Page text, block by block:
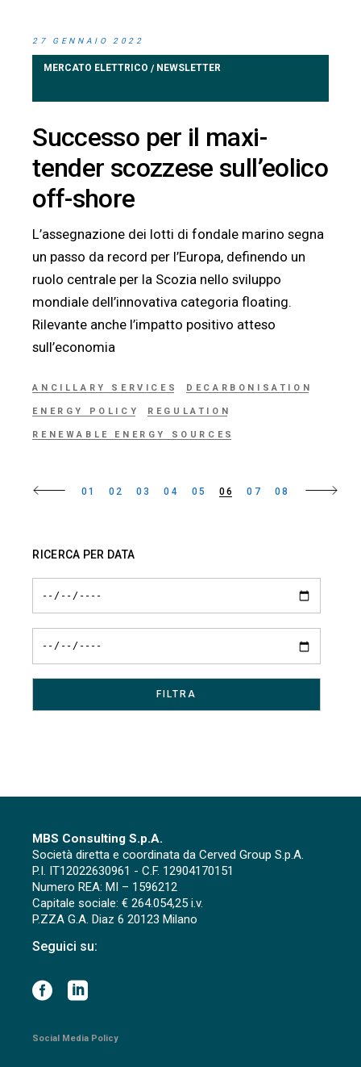
27 GENNAIO 2022
MERCATO ELETTRICO / NEWSLETTER
Successo per il maxi-
tender scozzese sull’eolico
off-shore
L’assegnazione dei lotti di fondale marino segna
un passo da record per l’Europa, definendo un
ruolo centrale per la Scozia nello sviluppo
mondiale dell’innovativa categoria floating.
Rilevante anche l’impatto positivo atteso
sull’economia
ANCILLARY SERVICES DECARBONISATION
ENERGY POLICY REGULATION
RENEWABLE ENERGY SOURCES
Paginazione
articoli
01 02 03 04 05 06 07 08
RICERCA PER DATA
MBS Consulting S.p.A.
Società diretta e coordinata da Cerved Group S.p.A.
P.I. IT12022630961 - C.F. 12904170151
Numero REA: MI – 1596212
Capitale sociale: € 264.054,25 i.v.
P.ZZA G.A. Diaz 6 20123 Milano
Seguici su:
Social Media Policy